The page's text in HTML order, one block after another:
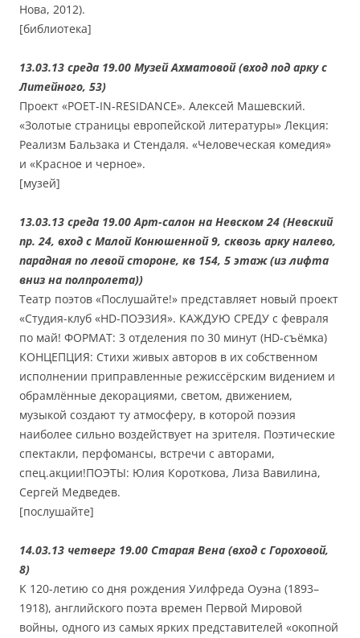
Нова, 2012).
[библиотека]
13.03.13 среда 19.00 Музей Ахматовой (вход под арку с
Литейного, 53)
Проект «POET-IN-RESIDANCE». Алексей Машевский.
«Золотые страницы европейской литературы» Лекция:
Реализм Бальзака и Стендаля. «Человеческая комедия»
и «Красное и черное».
[музей]
13.03.13 среда 19.00 Арт-салон на Невском 24 (Невский
пр. 24, вход с Малой Конюшенной 9, сквозь арку налево,
парадная по левой стороне, кв 154, 5 этаж (из лифта
вниз на полпролета))
Театр поэтов «Послушайте!» представляет новый проект
«Студия-клуб «HD-ПОЭЗИЯ». КАЖДУЮ СРЕДУ с февраля
по май! ФОРМАТ: 3 отделения по 30 минут (HD-съёмка)
КОНЦЕПЦИЯ: Стихи живых авторов в их собственном
исполнении приправленные режиссёрским видением и
обрамлённые декорациями, светом, движением,
музыкой создают ту атмосферу, в которой поэзия
наиболее сильно воздействует на зрителя. Поэтические
спектакли, перфомансы, встречи с авторами,
спец.акции!ПОЭТЫ: Юлия Короткова, Лиза Вавилина,
Сергей Медведев.
[послушайте]
14.03.13 четверг 19.00 Старая Вена (вход с Гороховой,
8)
К 120-летию со дня рождения Уилфреда Оуэна (1893–
1918), английского поэта времен Первой Мировой
войны, одного из самых ярких представителей «окопной